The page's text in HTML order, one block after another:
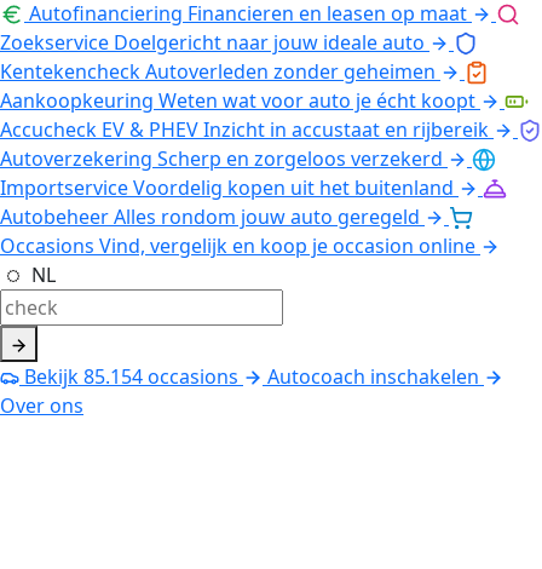
Autofinanciering Financieren en leasen op maat
Zoekservice Doelgericht naar jouw ideale auto
KentekencheckAutoverleden zonder geheimen
Aankoopkeuring Weten wat voor auto je écht koopt
Accucheck EV & PHEVInzicht in accustaat en rijbereik
Autoverzekering Scherp en zorgeloos verzekerd
ImportserviceVoordelig kopen uit het buitenland
AutobeheerAlles rondom jouw auto geregeld
Occasions Vind, vergelijk en koop je occasion online
NL
Bekijk85.154occasions
Autocoach inschakelen
Over ons